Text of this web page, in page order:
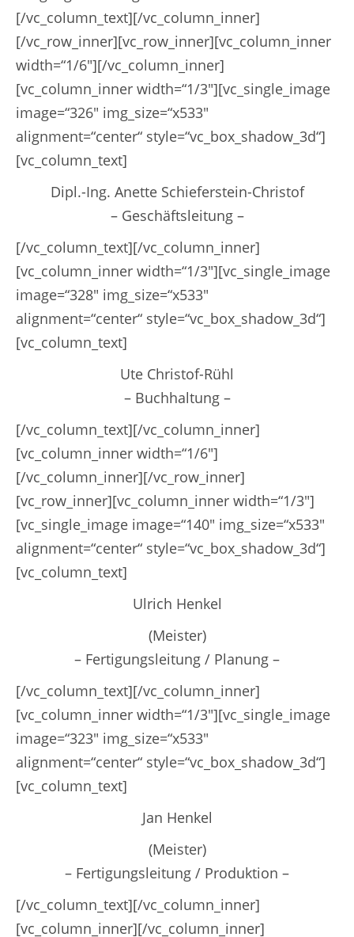
[/vc_column_text][/vc_column_inner]
[/vc_row_inner][vc_row_inner][vc_column_inner
width=“1/6″][/vc_column_inner]
[vc_column_inner width=“1/3″][vc_single_image
image=“326″ img_size=“x533″
alignment=“center“ style=“vc_box_shadow_3d“]
[vc_column_text]
Dipl.-Ing. Anette Schieferstein-Christof
– Geschäftsleitung –
[/vc_column_text][/vc_column_inner]
[vc_column_inner width=“1/3″][vc_single_image
image=“328″ img_size=“x533″
alignment=“center“ style=“vc_box_shadow_3d“]
[vc_column_text]
Ute Christof-Rühl
– Buchhaltung –
[/vc_column_text][/vc_column_inner]
[vc_column_inner width=“1/6″]
[/vc_column_inner][/vc_row_inner]
[vc_row_inner][vc_column_inner width=“1/3″]
[vc_single_image image=“140″ img_size=“x533″
alignment=“center“ style=“vc_box_shadow_3d“]
[vc_column_text]
Ulrich Henkel
(Meister)
– Fertigungsleitung / Planung –
[/vc_column_text][/vc_column_inner]
[vc_column_inner width=“1/3″][vc_single_image
image=“323″ img_size=“x533″
alignment=“center“ style=“vc_box_shadow_3d“]
[vc_column_text]
Jan Henkel
(Meister)
– Fertigungsleitung / Produktion –
[/vc_column_text][/vc_column_inner]
[vc_column_inner][/vc_column_inner]